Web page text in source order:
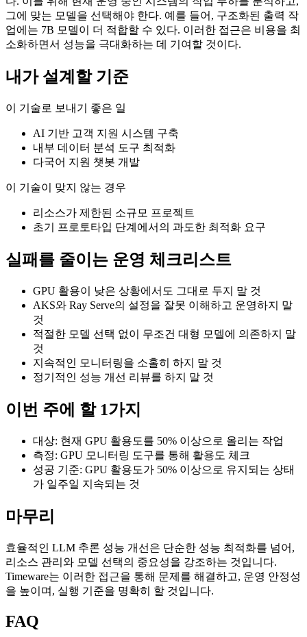
그에 맞는 모델을 선택해야 한다. 예를 들어, 구조화된 출력 작
업에는 7B 모델이 더 적합할 수 있다. 이러한 접근은 비용을 최
소화하면서 성능을 극대화하는 데 기여할 것이다.
내가 설계할 기준
이 기술로 보내기 좋은 일
AI 기반 고객 지원 시스템 구축
내부 데이터 분석 도구 최적화
다국어 지원 챗봇 개발
이 기술이 맞지 않는 경우
리소스가 제한된 소규모 프로젝트
초기 프로토타입 단계에서의 과도한 최적화 요구
실패를 줄이는 운영 체크리스트
GPU 활용이 낮은 상황에서도 그대로 두지 말 것
AKS와 Ray Serve의 설정을 잘못 이해하고 운영하지 말
것
적절한 모델 선택 없이 무조건 대형 모델에 의존하지 말
것
지속적인 모니터링을 소홀히 하지 말 것
정기적인 성능 개선 리뷰를 하지 말 것
이번 주에 할 1가지
대상: 현재 GPU 활용도를 50% 이상으로 올리는 작업
측정: GPU 모니터링 도구를 통해 활용도 체크
성공 기준: GPU 활용도가 50% 이상으로 유지되는 상태
가 일주일 지속되는 것
마무리
효율적인 LLM 추론 성능 개선은 단순한 성능 최적화를 넘어,
리소스 관리와 모델 선택의 중요성을 강조하는 것입니다.
Timeware는 이러한 접근을 통해 문제를 해결하고, 운영 안정성
을 높이며, 실행 기준을 명확히 할 것입니다.
FAQ